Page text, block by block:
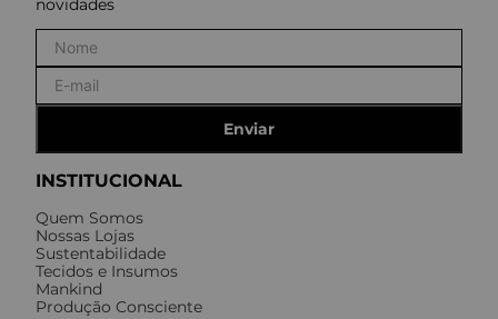
INSTITUCIONAL
Quem Somos
Nossas Lojas
Sustentabilidade
Tecidos e Insumos
Mankind
Produção Consciente
novidades
Enviar